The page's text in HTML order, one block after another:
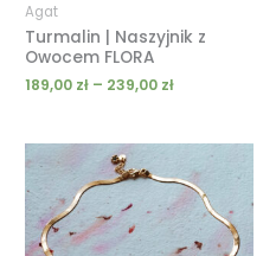
Agat
Turmalin | Naszyjnik z
Owocem FLORA
189,00 zł – 239,00 zł